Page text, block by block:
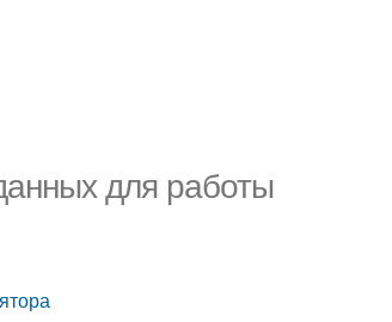
для работы